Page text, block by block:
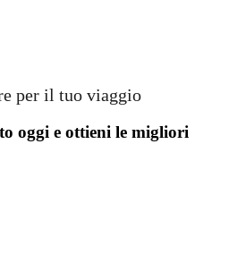
per il tuo viaggio
oggi e ottieni le migliori